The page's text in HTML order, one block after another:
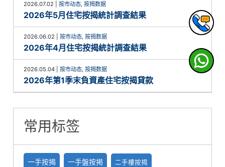
2026.07.02 |按市动态,按揭数据
2026年5月住宅按揭統計調查結果
2026.06.02 |按市动态,按揭数据
2026年4月住宅按揭統計調查結果
2026.05.04 |按市动态,按揭数据
2026年第1季末負資產住宅按揭貸款
常用标签
一手按揭 一手盤按掲 二手樓按揭